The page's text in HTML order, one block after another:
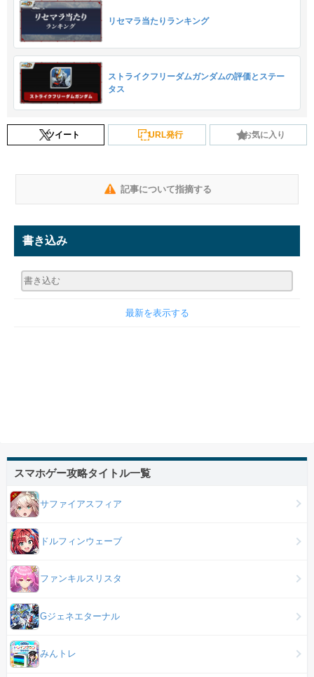
リセマラ当たりランキング
ストライクフリーダムガンダムの評価とステー
タス
ツイート URL発行 お気に入り
記事について指摘する
書き込み
最新を表示する
スマホゲー攻略タイトル一覧
サファイアスフィア
ドルフィンウェーブ
ファンキルスリスタ
Gジェネエターナル
みんトレ